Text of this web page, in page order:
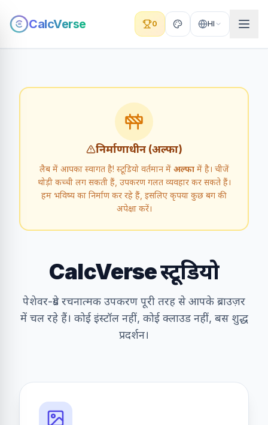
CalcVerse 0 HI
निर्माणाधीन (अल्फा)
लैब में आपका स्वागत है! स्टूडियो वर्तमान में अल्फामें है। चीजें
थोड़ी कच्ची लग सकती हैं, उपकरण गलत व्यवहार कर सकते हैं।
हम भविष्य का निर्माण कर रहे हैं, इसलिए कृपया कुछ बग की
अपेक्षा करें।
CalcVerse स्टूडियो
पेशेवर-ग्रेड रचनात्मक उपकरण पूरी तरह से आपके ब्राउज़र
में चल रहे हैं। कोई इंस्टॉल नहीं, कोई क्लाउड नहीं, बस शुद्ध
प्रदर्शन।